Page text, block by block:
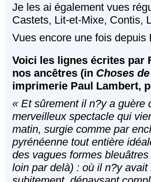
Je les ai également vues
Castets, Lit-et-Mixe, Contis,
Vues encore une fois
Voici les lignes écrites par
nos ancêtres (in Choses
imprimerie Paul Lambert,
« Et sûrement il n?y a guère
merveilleux spectacle qui
matin, surgie comme par
pyrénéenne tout entière
des vagues formes
loin par delà) : où il n?y